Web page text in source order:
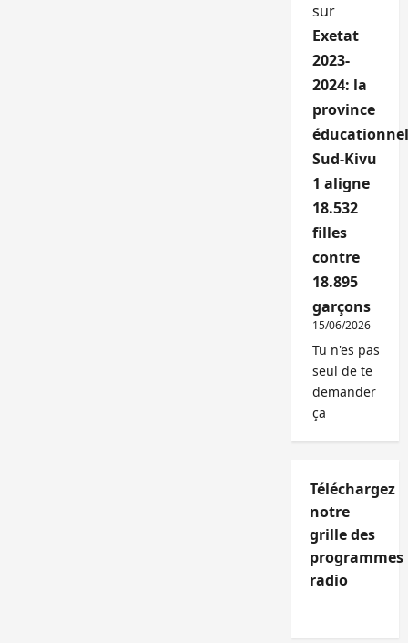
sur
Exetat
2023-
2024: la
province
Sud-Kivu
1 aligne
18.532
filles
contre
18.895
garçons
15/06/2026
Tu n'es pas
seul de te
demander
ça
Téléchargez
notre
grille des
programmes
radio